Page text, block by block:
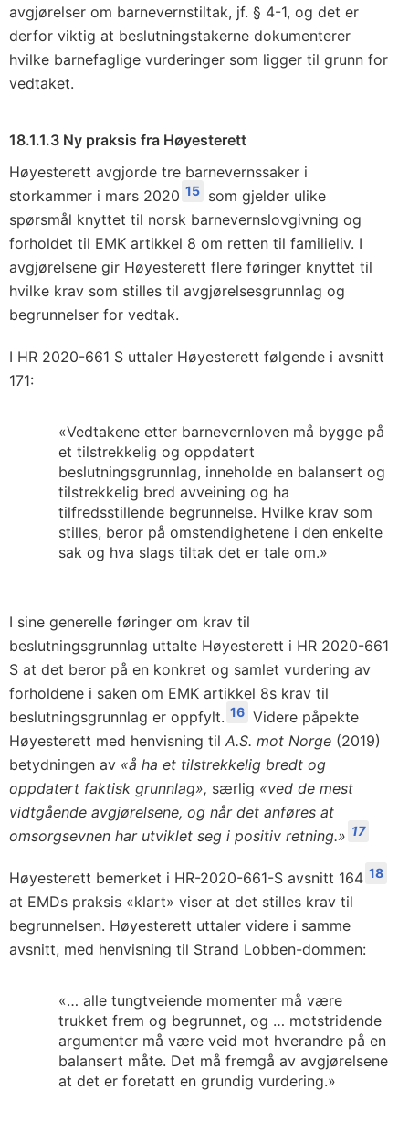
avgjørelser om barnevernstiltak, jf. § 4-1, og det er
derfor viktig at beslutningstakerne dokumenterer
hvilke barnefaglige vurderinger som ligger til grunn for
vedtaket.
18.1.1.3 Ny praksis fra Høyesterett
Høyesterett avgjorde tre barnevernssaker i
storkammer i mars 2020 15 som gjelder ulike
spørsmål knyttet til norsk barnevernslovgivning og
forholdet til EMK artikkel 8 om retten til familieliv. I
avgjørelsene gir Høyesterett flere føringer knyttet til
hvilke krav som stilles til avgjørelsesgrunnlag og
begrunnelser for vedtak.
I HR 2020-661 S uttaler Høyesterett følgende i avsnitt
171:
«Vedtakene etter barnevernloven må bygge på
et tilstrekkelig og oppdatert
beslutningsgrunnlag, inneholde en balansert og
tilstrekkelig bred avveining og ha
tilfredsstillende begrunnelse. Hvilke krav som
stilles, beror på omstendighetene i den enkelte
sak og hva slags tiltak det er tale om.»
I sine generelle føringer om krav til
beslutningsgrunnlag uttalte Høyesterett i HR 2020-661
S at det beror på en konkret og samlet vurdering av
forholdene i saken om EMK artikkel 8s krav til
beslutningsgrunnlag er oppfylt. 16 Videre påpekte
Høyesterett med henvisning til A.S. mot Norge (2019)
betydningen av «å ha et tilstrekkelig bredt og
oppdatert faktisk grunnlag», særlig «ved de mest
vidtgående avgjørelsene, og når det anføres at
omsorgsevnen har utviklet seg i positiv retning.» 17
Høyesterett bemerket i HR-2020-661-S avsnitt 164 18
at EMDs praksis «klart» viser at det stilles krav til
begrunnelsen. Høyesterett uttaler videre i samme
avsnitt, med henvisning til Strand Lobben-dommen:
«… alle tungtveiende momenter må være
trukket frem og begrunnet, og … motstridende
argumenter må være veid mot hverandre på en
balansert måte. Det må fremgå av avgjørelsene
at det er foretatt en grundig vurdering.»